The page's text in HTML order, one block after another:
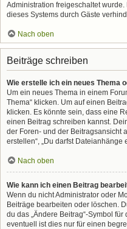
Administration freigeschaltet
dieses Systems durch Gäste
Nach oben
Beiträge schreiben
Wie erstelle ich ein neues Thema
Um ein neues Thema in einem
Thema“ klicken. Um auf einen
klicken. Es könnte sein, dass eine
einen Beitrag schreiben kannst.
der Foren- und der Beitragsansicht
erstellen“, „Du darfst Dateianhänge
Nach oben
Wie kann ich einen Beitrag
Wenn du nicht Administrator oder
Beiträge bearbeiten oder löschen.
du das „Ändere Beitrag“-Symbol
eventuell ist dies nur für einen